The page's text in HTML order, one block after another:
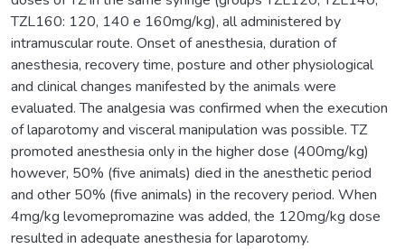
TZL160: 120, 140 e 160mg/kg), all administered by
intramuscular route. Onset of anesthesia, duration of
anesthesia, recovery time, posture and other physiological
and clinical changes manifested by the animals were
evaluated. The analgesia was confirmed when the execution
of laparotomy and visceral manipulation was possible. TZ
promoted anesthesia only in the higher dose (400mg/kg)
however, 50% (five animals) died in the anesthetic period
and other 50% (five animals) in the recovery period. When
4mg/kg levomepromazine was added, the 120mg/kg dose
resulted in adequate anesthesia for laparotomy.